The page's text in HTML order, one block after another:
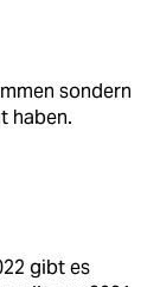
sondern
haben.
gibt es